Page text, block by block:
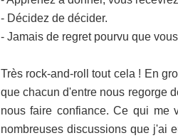
- Décidez de décider.
- Jamais de regret pourvu que
Très rock-and-roll tout cela ! En
que chacun d'entre nous regorge
nous faire confiance. Ce qui me
nombreuses discussions que j'ai